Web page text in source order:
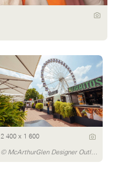
2 400 x 1 600
© McArthurGlen Designer Outlet Parndorf/Dávid Bártfay